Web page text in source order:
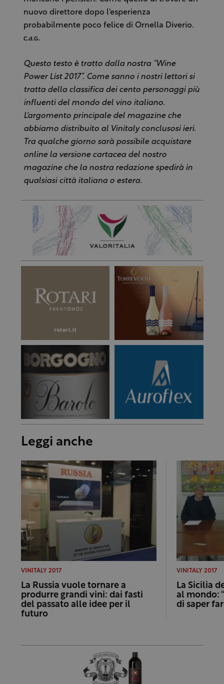
nuovo direttore dopo l'esperienza
probabilmente poco felice di Ornella Diverio.
C.d.G.
Questo testo è tratto dalla nostra “Wine
Power List 2017”. Come sanno i nostri lettori si
tratta della classifica dei cento personaggi più
influenti del mondo del vino italiano.
L'argomento principale del magazine che
abbiamo distribuito al Vinitaly conclusosi ieri.
Tra qualche giorno sarà possibile acquistare
online la versione cartacea del nostro
magazine che la nostra redazione spedirà in
qualsiasi città italiana o estera.
Leggi anche
VINITALY 2017
La Russia vuole tornare a
produrre grandi vini: dai fasti
del passato alle idee per il
futuro
VINITALY 2017
La Sicilia
al mondo:
di saper